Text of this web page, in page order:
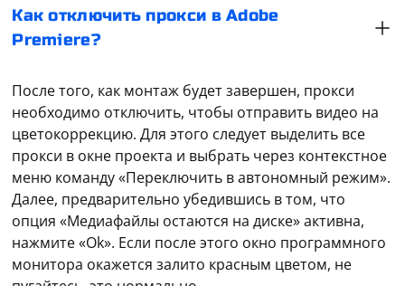
Как отключить прокси в Adobe
Premiere?
После того, как монтаж будет завершен, прокси
необходимо отключить, чтобы отправить видео на
цветокоррекцию. Для этого следует выделить все
прокси в окне проекта и выбрать через контекстное
меню команду «Переключить в автономный режим».
Далее, предварительно убедившись в том, что
опция «Медиафайлы остаются на диске» активна,
нажмите «Ok». Если после этого окно программного
монитора окажется залито красным цветом, не
Прежде чем поменять прокси-сервер, следует
определиться, какой вид прокси вы хотели бы